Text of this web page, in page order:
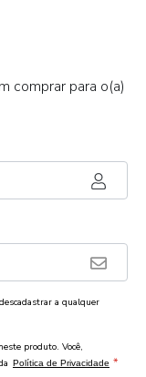
comprar para o(a)
a qualquer
produto. Você,
Política de Privacidade *